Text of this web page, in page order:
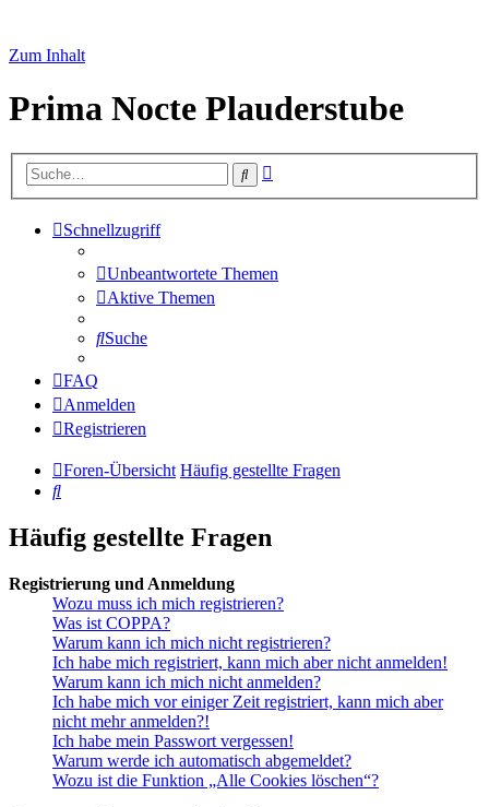
Zum Inhalt
Prima Nocte Plauderstube
Suche
Schnellzugriff
Unbeantwortete Themen
Aktive Themen
Suche
FAQ
Anmelden
Registrieren
Foren-Übersicht Häufig gestellte Fragen
Suche
Häufig gestellte Fragen
Registrierung und Anmeldung
Wozu muss ich mich registrieren?
Was ist COPPA?
Warum kann ich mich nicht registrieren?
Ich habe mich registriert, kann mich aber nicht anmelden!
Warum kann ich mich nicht anmelden?
Ich habe mich vor einiger Zeit registriert, kann mich aber
nicht mehr anmelden?!
Ich habe mein Passwort vergessen!
Warum werde ich automatisch abgemeldet?
Wozu ist die Funktion „Alle Cookies löschen“?